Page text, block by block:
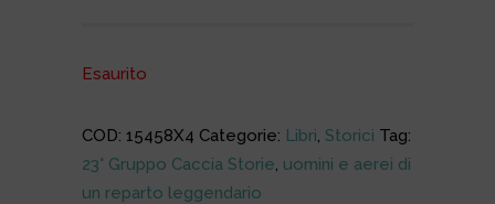
Esaurito
COD: 15458X4 Categorie: Libri Storici Tag:
23° Gruppo Caccia Storie uomini e aerei di
un reparto leggendario